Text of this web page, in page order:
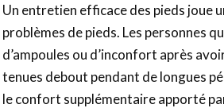
Un entretien efficace des pieds joue
problèmes de pieds. Les personnes
d’ampoules ou d’inconfort après
tenues debout pendant de longues
le confort supplémentaire apporté